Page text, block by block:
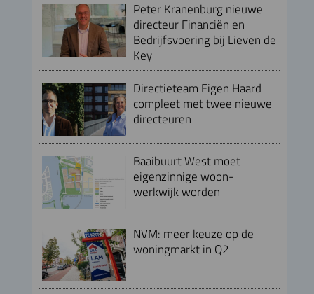
Peter Kranenburg nieuwe
directeur Financiën en
Bedrijfsvoering bij Lieven de
Key
Directieteam Eigen Haard
compleet met twee nieuwe
directeuren
Baaibuurt West moet
eigenzinnige woon-
werkwijk worden
NVM: meer keuze op de
woningmarkt in Q2